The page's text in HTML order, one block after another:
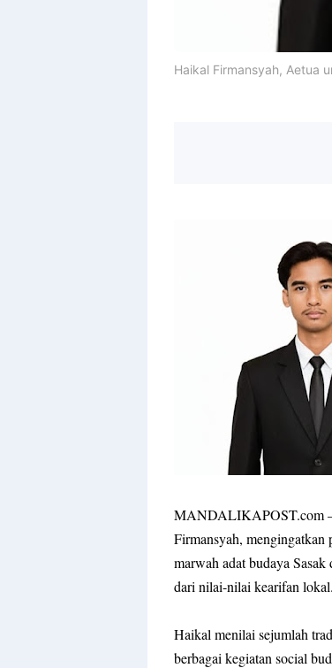
Haikal Firmansyah, Aetua
MANDALIKAPOST.com
Firmansyah, mengingatkan
marwah adat budaya
dari nilai-nilai kearifan lokal.
Haikal menilai sejumlah
berbagai kegiatan social